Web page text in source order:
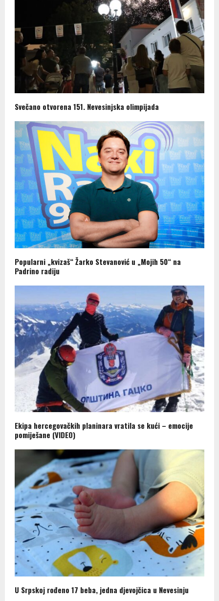
Svečano otvorena 151. Nevesinjska olimpijada
Popularni „kvizaš“ Žarko Stevanović u „Mojih 50“ na
Padrino radiju
Ekipa hercegovačkih planinara vratila se kući – emocije
pomiješane (VIDEO)
U Srpskoj rođeno 17 beba, jedna djevojčica u Nevesinju